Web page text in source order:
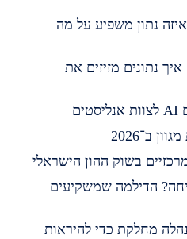
משפיע על מה
מזיזים את
ההון הישראלי
שמשקיעים
כדי להיראות